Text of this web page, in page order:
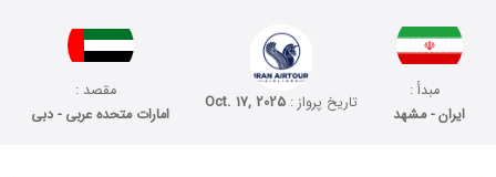
مبدأ :
ایران - مشهد
تاریخ پرواز : Oct. 17, 2025
مقصد :
امارات متحده عربی - دبی